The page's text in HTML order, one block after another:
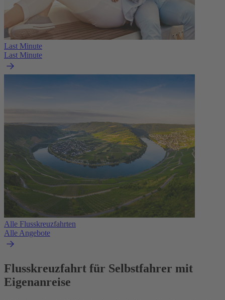
Last Minute
Last Minute
Alle Flusskreuzfahrten
Alle Angebote
Flusskreuzfahrt für Selbstfahrer mit
Eigenanreise